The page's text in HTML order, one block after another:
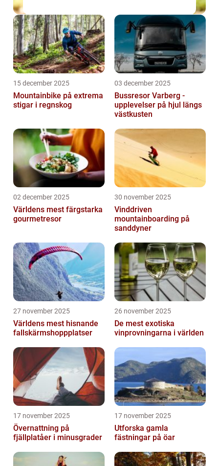
15 december 2025
Mountainbike på extrema
stigar i regnskog
03 december 2025
Bussresor Varberg -
upplevelser på hjul längs
västkusten
02 december 2025
Världens mest färgstarka
gourmetresor
30 november 2025
Vinddriven
mountainboarding på
sanddyner
27 november 2025
Världens mest hisnande
fallskärmshoppplatser
26 november 2025
De mest exotiska
vinprovningarna i världen
17 november 2025
Övernattning på
fjällplatåer i minusgrader
17 november 2025
Utforska gamla
fästningar på öar